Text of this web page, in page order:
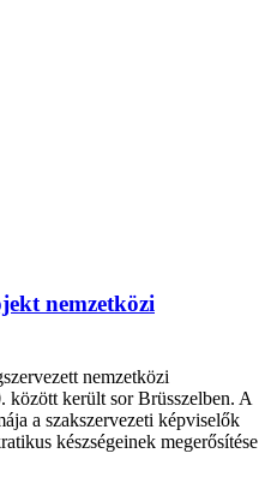
nemzetközi
nemzetközi
között került sor Brüsszelben. A
a szakszervezeti képviselők
készségeinek megerősítése